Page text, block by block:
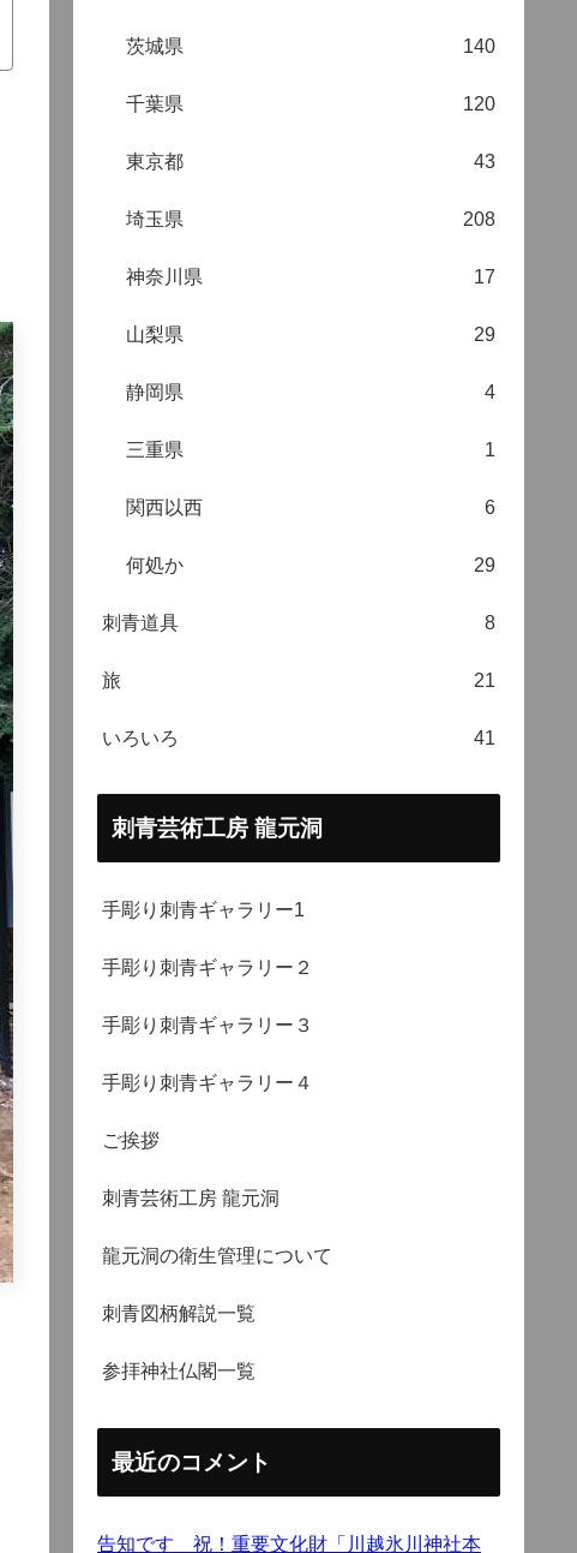
茨城県 140
千葉県 120
東京都 43
埼玉県 208
神奈川県 17
山梨県 29
静岡県 4
三重県 1
関西以西 6
何処か 29
刺青道具 8
旅 21
いろいろ 41
刺青芸術工房 龍元洞
手彫り刺青ギャラリー1
手彫り刺青ギャラリー２
手彫り刺青ギャラリー３
手彫り刺青ギャラリー４
ご挨拶
刺青芸術工房 龍元洞
龍元洞の衛生管理について
刺青図柄解説一覧
参拝神社仏閣一覧
最近のコメント
告知です 祝！重要文化財「川越氷川神社本